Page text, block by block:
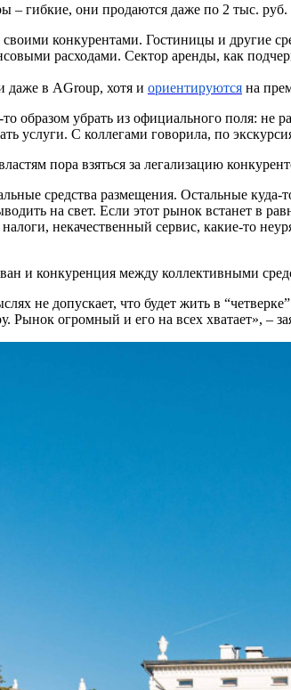
гибкие, они продаются даже по 2 тыс.
конкурентами. Гостиницы и другие
расходами. Сектор аренды, как
даже в AGroup, хотя и ориентируются на
образом убрать из официального поля: не
услуги. С коллегами говорила, по
пора взяться за легализацию
средства размещения. Остальные
на свет. Если этот рынок встанет в
налоги, некачественный сервис, какие-то
и конкуренция между коллективными
не допускает, что будет жить в
Рынок огромный и его на всех хватает», –